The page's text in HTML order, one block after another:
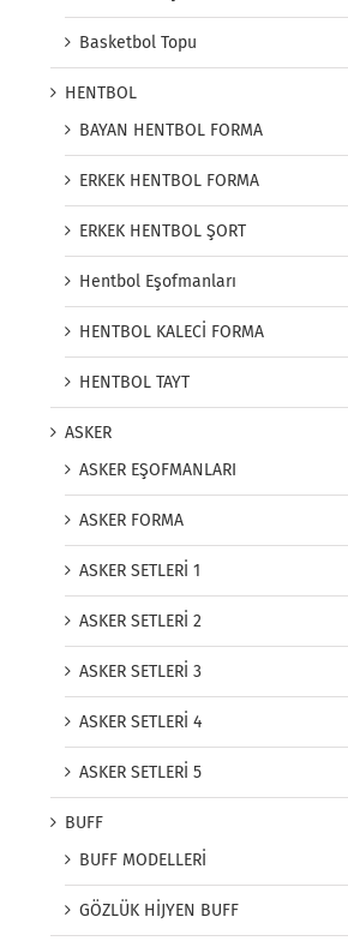
Basketbol Topu
HENTBOL
BAYAN HENTBOL FORMA
ERKEK HENTBOL FORMA
ERKEK HENTBOL ŞORT
Hentbol Eşofmanları
HENTBOL KALECİ FORMA
HENTBOL TAYT
ASKER
ASKER EŞOFMANLARI
ASKER FORMA
ASKER SETLERİ 1
ASKER SETLERİ 2
ASKER SETLERİ 3
ASKER SETLERİ 4
ASKER SETLERİ 5
BUFF
BUFF MODELLERİ
GÖZLÜK HİJYEN BUFF